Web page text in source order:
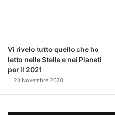
Vi rivelo tutto quello che ho
letto nelle Stelle e nei Pianeti
per il 2021
20 Novembre 2020